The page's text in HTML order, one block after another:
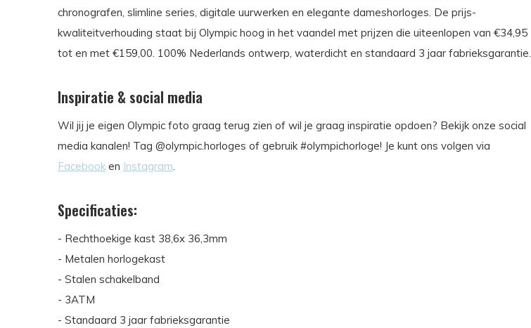
chronografen, slimline series, digitale uurwerken en elegante dameshorloges. De prijs-
kwaliteitverhouding staat bij Olympic hoog in het vaandel met prijzen die uiteenlopen van €34,95
tot en met €159,00. 100% Nederlands ontwerp, waterdicht en standaard 3 jaar fabrieksgarantie.
Inspiratie & social media
Wil jij je eigen Olympic foto graag terug zien of wil je graag inspiratie opdoen? Bekijk onze social
media kanalen! Tag @olympic.horloges of gebruik #olympichorloge! Je kunt ons volgen via
Facebook en Instagram.
Specificaties:
- Rechthoekige kast 38,6x 36,3mm
- Metalen horlogekast
- Stalen schakelband
- 3ATM
- Standaard 3 jaar fabrieksgarantie